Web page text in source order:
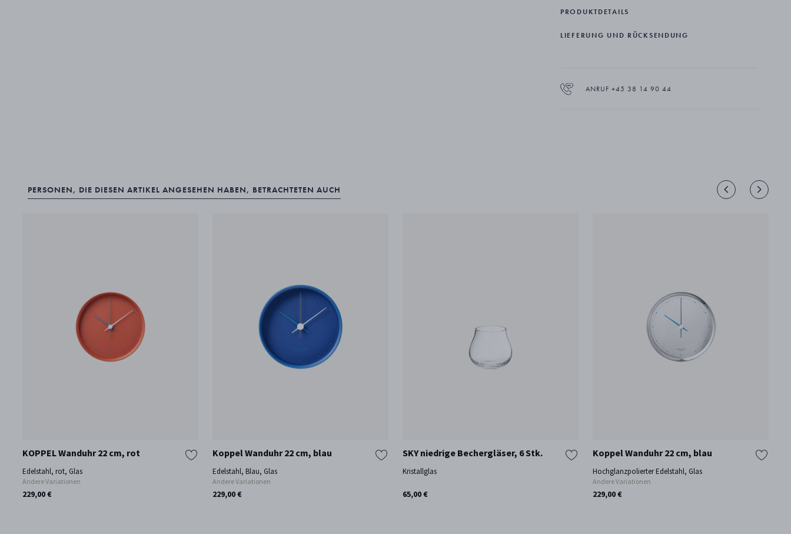
Ergebnis ist eine Design-Ikone. Im Laufe des 20.
Ansehen in der Bewegung des dänischen Modernismus.
PRODUKTDETAILS
LIEFERUNG UND RÜCKSENDUNG
ANRUF +45 38 14 90 44
PERSONEN, DIE DIESEN ARTIKEL ANGESEHEN HABEN, BETRACHTETEN AUCH
KOPPEL Wanduhr 22 cm, rot
Edelstahl, rot, Glas
Andere Variationen
229,00 €
Koppel Wanduhr 22 cm, blau
Edelstahl, Blau, Glas
Andere Variationen
229,00 €
SKY niedrige Bechergläser, 6 Stk.
Kristallglas
65,00 €
Koppel Wanduhr 22 cm, blau
Hochglanzpolierter Edelstahl, Glas
Andere Variationen
229,00 €